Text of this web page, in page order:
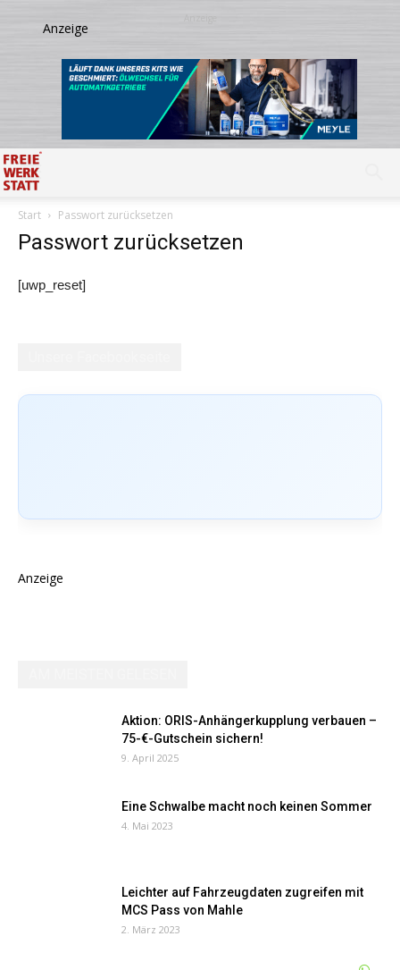
Start Passwort zurücksetzen
Passwort zurücksetzen
[uwp_reset]
Anzeige
Aktion: ORIS-Anhängerkupplung verbauen –
75-€-Gutschein sichern!
9. April 2025
Eine Schwalbe macht noch keinen Sommer
4. Mai 2023
Leichter auf Fahrzeugdaten zugreifen mit
MCS Pass von Mahle
2. März 2023